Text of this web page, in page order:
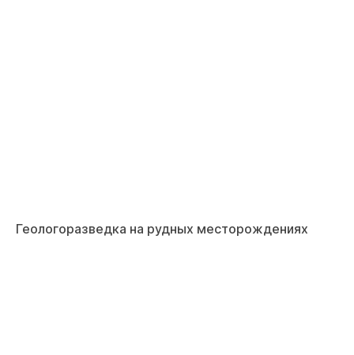
Геологоразведка на рудных месторождениях